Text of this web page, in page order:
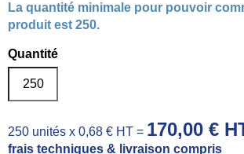
La quantité minimale pour pouvoir
produit est 250.
Quantité
250 unités x 0,68 € HT = 170,00 €
frais techniques & livraison compris